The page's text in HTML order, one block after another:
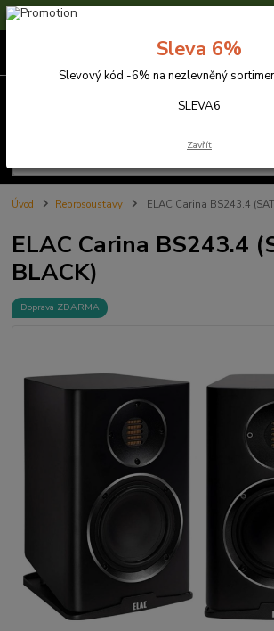
Sleva 6% na nezlevněné zboží s
Úvod Reprosoustavy ELAC Carina BS243.4
ELAC Carina BS243.4
BLACK)
Doprava ZDARMA
Sleva 6%
Slevový kód -6% na nezlevněný
SLEVA6
Zavřít